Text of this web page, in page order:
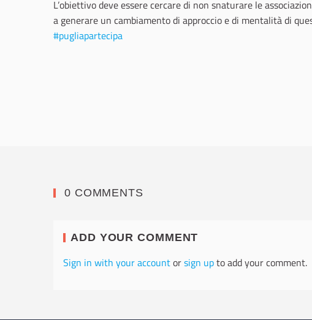
L’obiettivo deve essere cercare di non snaturare le
a generare un cambiamento di approccio e di mentalità di
#pugliapartecipa
0 COMMENTS
ADD YOUR COMMENT
Sign in with your accountorsign upto add your comment.